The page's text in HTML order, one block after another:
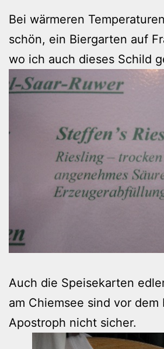
Bei wärmeren
schön, ein Biergarten auf
wo ich auch dieses Schild
Auch die Speisekarten
am Chiemsee sind vor
Apostroph nicht sicher.